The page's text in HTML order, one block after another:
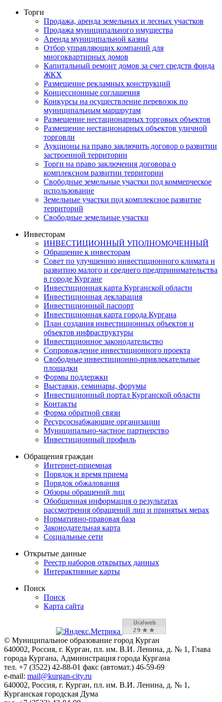
Торги
Продажа, аренда земельных и лесных участков
Продажа муниципального имущества
Аренда муниципальной казны
Отбор управляющих компаний для
многоквартирных домов
Капитальный ремонт домов за счет средств фонда
ЖКХ
Размещение рекламных конструкций
Концессионные соглашения
Конкурсы на осуществление перевозок по
муниципальным маршрутам
Размещение нестационарных торговых объектов
Размещение нестационарных объектов уличной
торговли
Аукционы на право заключить договор о развитии
застроенной территории
Торги на право заключения договора о
комплексном развитии территории
Свободные земельные участки под коммерческое
использование
Земельные участки под комплексное развитие
территорий
Свободные земельные участки
Инвесторам
ИНВЕСТИЦИОННЫЙ УПОЛНОМОЧЕННЫЙ
Обращение к инвесторам
Совет по улучшению инвестиционного климата и
развитию малого и среднего предпринимательства
в городе Кургане
Инвестиционная карта Курганской области
Инвестиционная декларация
Инвестиционный паспорт
Инвестиционная карта города Кургана
План создания инвестиционных объектов и
объектов инфраструктуры
Инвестиционное законодательство
Сопровождение инвестиционного проекта
Свободные инвестиционно-привлекательные
площадки
Формы поддержки
Выставки, семинары, форумы
Инвестиционный портал Курганской области
Контакты
Форма обратной связи
Ресурсоснабжающие организации
Муниципально-частное партнерство
Инвестиционный профиль
Обращения граждан
Интернет-приемная
Порядок и время приема
Порядок обжалования
Обзоры обращений лиц
Обобщенная информация о результатах
рассмотрения обращений лиц и принятых мерах
Нормативно-правовая база
Законодательная карта
Социальные сети
Открытые данные
Реестр наборов открытых данных
Интерактивные карты
Поиск
Поиск
Карта сайта
© Муниципальное образование город Курган
640002, Россия, г. Курган, пл. им. В.И. Ленина, д. № 1, Глава
города Кургана, Администрация города Кургана
тел. +7 (3522) 42-88-01 факс (автомат.) 46-59-69
e-mail: mail@kurgan-city.ru
640002, Россия, г. Курган, пл. им. В.И. Ленина, д. № 1,
Курганская городская Дума